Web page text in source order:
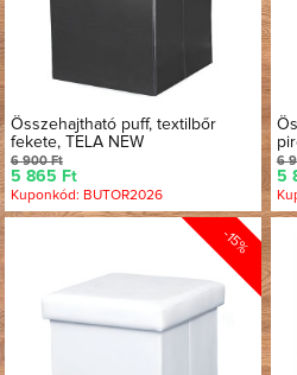
Összehajtható puff, textilbőr
fekete, TELA NEW
6 900 Ft
5 865 Ft
Kuponkód: BUTOR2026
6
5
-15%